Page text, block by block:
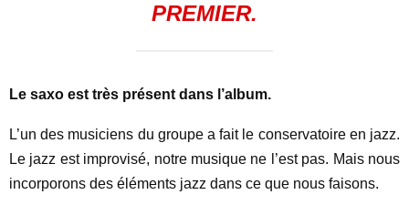
PREMIER.
Le saxo est très présent dans l’album.
L’un des musiciens du groupe a fait le conservatoire en jazz.
Le jazz est improvisé, notre musique ne l’est pas. Mais nous
incorporons des éléments jazz dans ce que nous faisons.